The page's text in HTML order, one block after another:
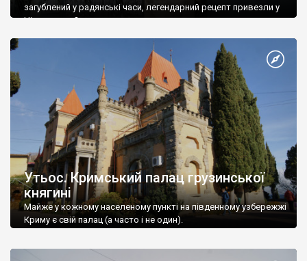
загублений у радянські часи, легендарний рецепт привезли у
Ніжин греки?
Утьос. Кримський палац грузинської
княгині
Майже у кожному населеному пункті на південному узбережжі
Криму є свій палац (а часто і не один).